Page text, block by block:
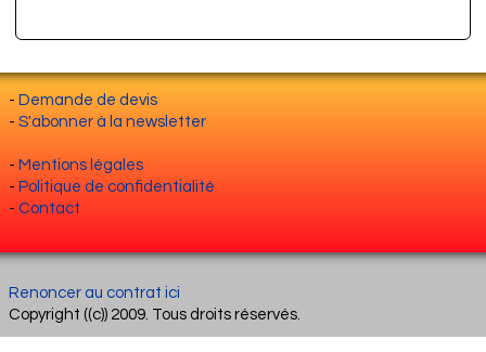
- Demande de devis
- S'abonner à la newsletter
- Mentions légales
- Politique de confidentialité
- Contact
Renoncer au contrat ici
Copyright ((c)) 2009. Tous droits réservés.